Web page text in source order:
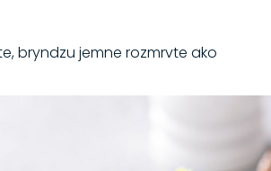
bryndzu jemne rozmrvte ako